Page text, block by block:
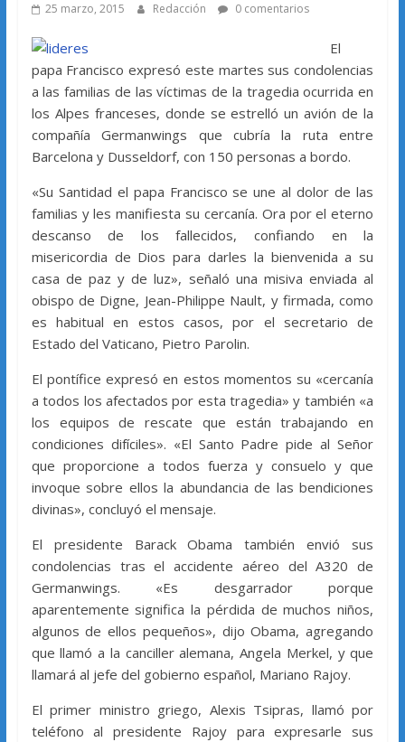
25 marzo, 2015 Redacción 0 comentarios
El
papa Francisco expresó este martes sus condolencias
a las familias de las víctimas de la tragedia ocurrida en
los Alpes franceses, donde se estrelló un avión de la
compañía Germanwings que cubría la ruta entre
Barcelona y Dusseldorf, con 150 personas a bordo.
«Su Santidad el papa Francisco se une al dolor de las
familias y les manifiesta su cercanía. Ora por el eterno
descanso de los fallecidos, confiando en la
misericordia de Dios para darles la bienvenida a su
casa de paz y de luz», señaló una misiva enviada al
obispo de Digne, Jean-Philippe Nault, y firmada, como
es habitual en estos casos, por el secretario de
Estado del Vaticano, Pietro Parolin.
El pontífice expresó en estos momentos su «cercanía
a todos los afectados por esta tragedia» y también «a
los equipos de rescate que están trabajando en
condiciones difíciles». «El Santo Padre pide al Señor
que proporcione a todos fuerza y consuelo y que
invoque sobre ellos la abundancia de las bendiciones
divinas», concluyó el mensaje.
El presidente Barack Obama también envió sus
condolencias tras el accidente aéreo del A320 de
Germanwings. «Es desgarrador porque
aparentemente significa la pérdida de muchos niños,
algunos de ellos pequeños», dijo Obama, agregando
que llamó a la canciller alemana, Angela Merkel, y que
llamará al jefe del gobierno español, Mariano Rajoy.
El primer ministro griego, Alexis Tsipras, llamó por
teléfono al presidente Rajoy para expresarle sus